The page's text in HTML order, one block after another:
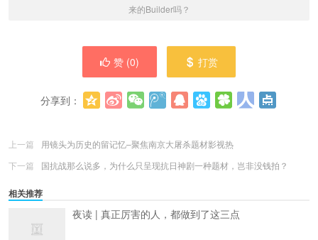
来的Builder吗？
赞 (0) 打赏
分享到：
上一篇
用镜头为历史的留记忆–聚焦南京大屠杀题材影视热
下一篇
国抗战那么说多，为什么只呈现抗日神剧一种题材，岂非没钱拍？
相关推荐
夜读 | 真正厉害的人，都做到了这三点